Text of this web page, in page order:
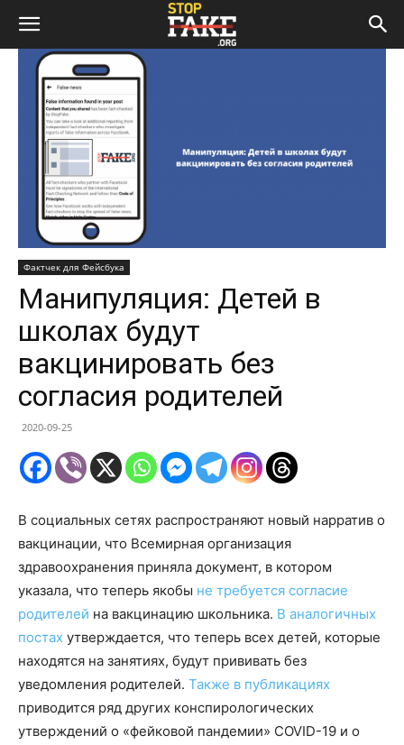
Фактчек для Фейсбука
Манипуляция: Детей в
школах будут
вакцинировать без
согласия родителей
2020-09-25
В социальных сетях распространяют новый нарратив о
вакцинации, что Всемирная организация
здравоохранения приняла документ, в котором
указала, что теперь якобы не требуется согласие
родителей на вакцинацию школьника. В аналогичных
постах утверждается, что теперь всех детей, которые
находятся на занятиях, будут прививать без
уведомления родителей. Также в публикациях
приводится ряд других конспирологических
утверждений о «фейковой пандемии» COVID-19 и о